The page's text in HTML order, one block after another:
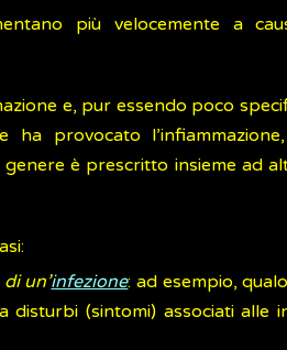
più velocemente a
e, pur essendo poco
provocato
è prescritto insieme ad
un’infezione: ad esempio,
(sintomi) associati alle